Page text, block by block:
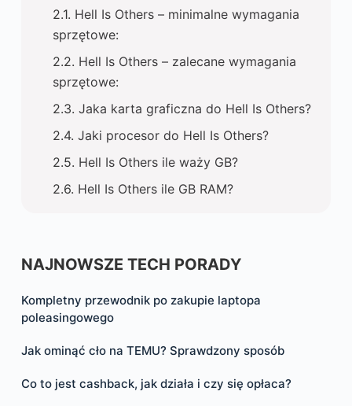
Hell Is Others – minimalne wymagania
sprzętowe:
Hell Is Others – zalecane wymagania
sprzętowe:
Jaka karta graficzna do Hell Is Others?
Jaki procesor do Hell Is Others?
Hell Is Others ile waży GB?
Hell Is Others ile GB RAM?
NAJNOWSZE TECH PORADY
Kompletny przewodnik po zakupie laptopa
poleasingowego
Jak ominąć cło na TEMU? Sprawdzony sposób
Co to jest cashback, jak działa i czy się opłaca?